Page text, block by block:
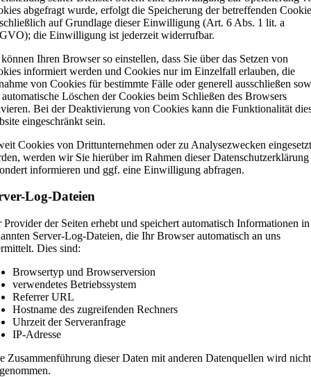
abgefragt wurde, erfolgt die Speicherung der betreffenden
auf Grundlage dieser Einwilligung (Art. 6 Abs. 1 lit. a
die Einwilligung ist jederzeit widerrufbar.
Ihren Browser so einstellen, dass Sie über das Setzen von
informiert werden und Cookies nur im Einzelfall erlauben, die
von Cookies für bestimmte Fälle oder generell ausschließen
automatische Löschen der Cookies beim Schließen des Browsers
Bei der Deaktivierung von Cookies kann die Funktionalität
eingeschränkt sein.
Cookies von Drittunternehmen oder zu Analysezwecken eingesetzt
werden wir Sie hierüber im Rahmen dieser Datenschutzerklärung
informieren und ggf. eine Einwilligung abfragen.
Log-Dateien
Provider der Seiten erhebt und speichert automatisch Informationen in
Server-Log-Dateien, die Ihr Browser automatisch an uns
Dies sind:
Browsertyp und Browserversion
verwendetes Betriebssystem
Referrer URL
Hostname des zugreifenden Rechners
Uhrzeit der Serveranfrage
IP-Adresse
Zusammenführung dieser Daten mit anderen Datenquellen wird nicht